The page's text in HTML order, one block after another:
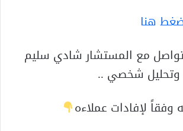
هنا
مع المستشار شادي سليم
وتحليل شخصي ..
وفقاً لإفادات عملاءه